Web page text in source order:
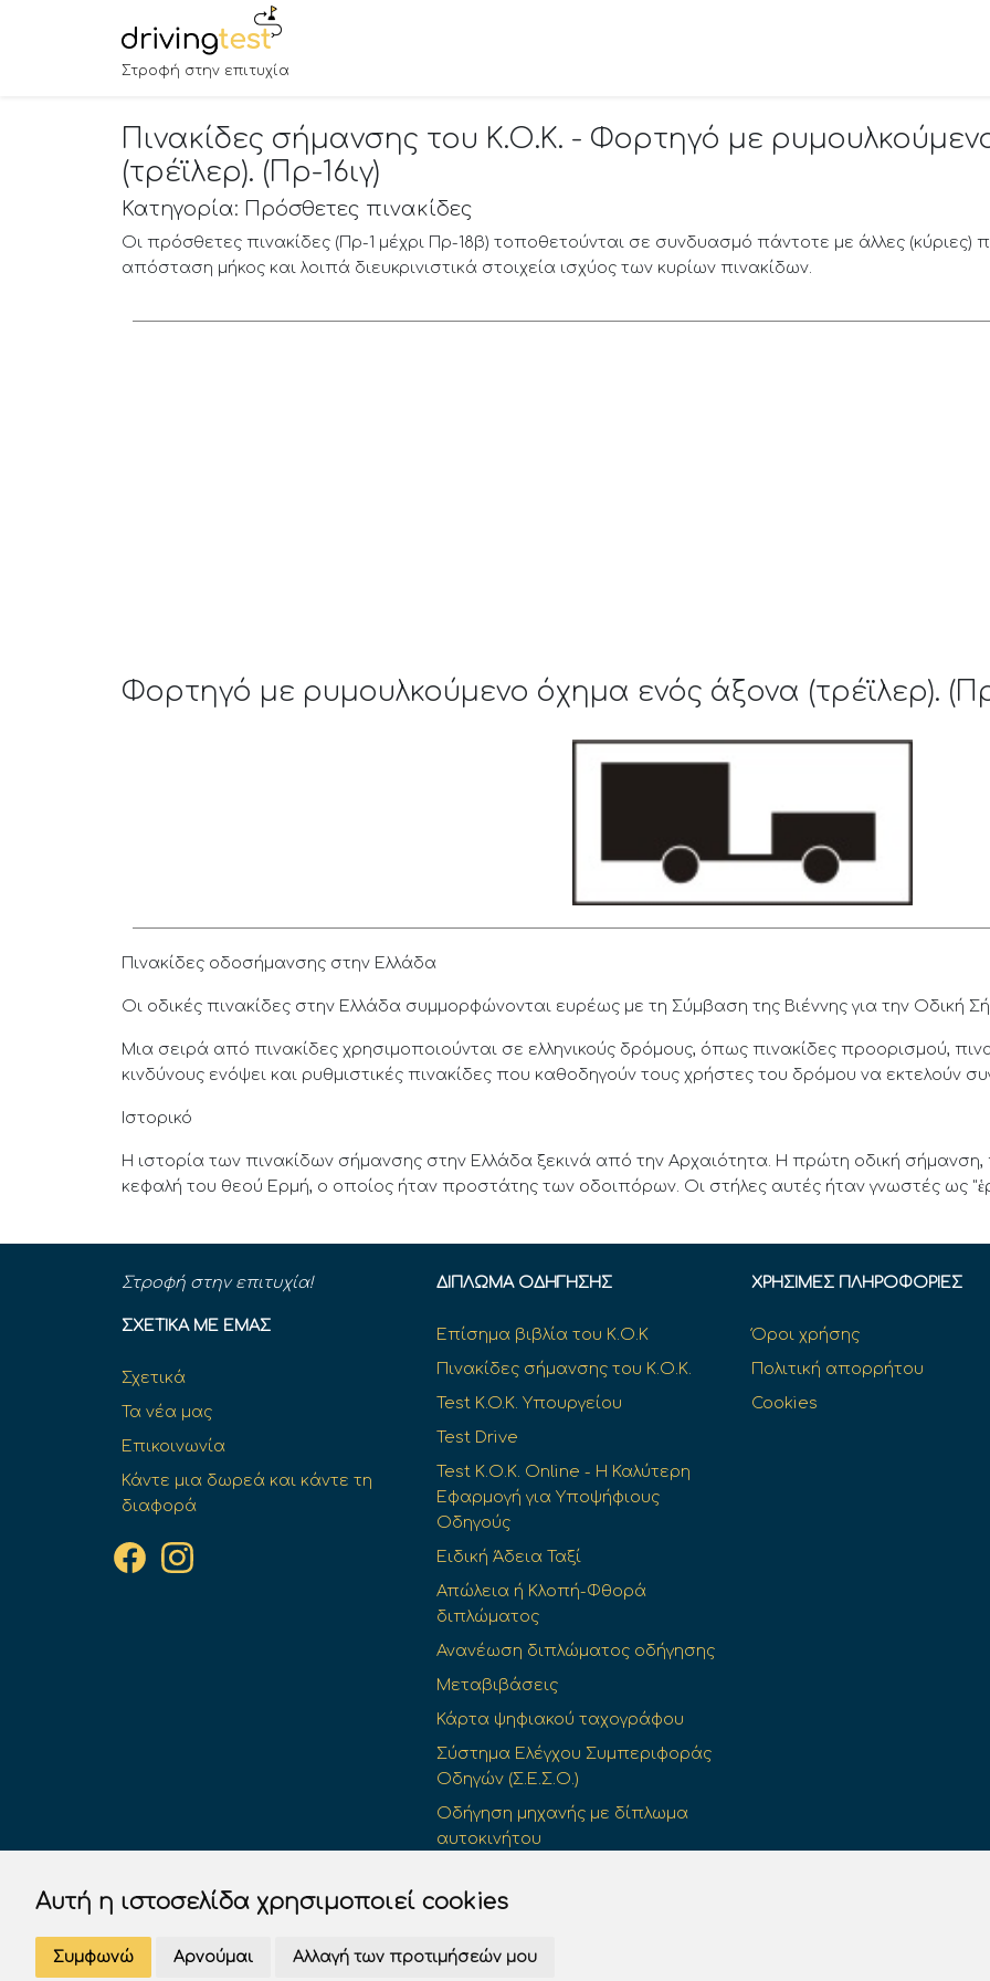
Αυτή η ιστοσελίδα χρησιμοποιεί cookies
Συμφωνώ Αρνούμαι Αλλαγή των προτιμήσεών μου
Στροφή στην επιτυχία
Πινακίδες σήμανσης του Κ.Ο.Κ. - Φορτηγό με
(τρέϊλερ). (Πρ-16ιγ)
Κατηγορία: Πρόσθετες πινακίδες
Οι πρόσθετες πινακίδες (Πρ-1 μέχρι Πρ-18β) τοποθετούνται σε συνδυασμό πάντοτε με άλλες (κύριες)
απόσταση μήκος και λοιπά διευκρινιστικά στοιχεία ισχύος των κυρίων πινακίδων.
Φορτηγό με ρυμουλκούμενο όχημα ενός άξονα (τρέϊλερ).
Πινακίδες οδοσήμανσης στην Ελλάδα
Οι οδικές πινακίδες στην Ελλάδα συμμορφώνονται ευρέως με τη Σύμβαση της Βιέννης για την Οδική
Μια σειρά από πινακίδες χρησιμοποιούνται σε ελληνικούς δρόμους, όπως πινακίδες προορισμού,
κινδύνους ενόψει και ρυθμιστικές πινακίδες που καθοδηγούν τους χρήστες του δρόμου να εκτελούν
Ιστορικό
Η ιστορία των πινακίδων σήμανσης στην Ελλάδα ξεκινά από την Αρχαιότητα. Η πρώτη οδική σήμανση,
κεφαλή του θεού Ερμή, ο οποίος ήταν προστάτης των οδοιπόρων. Οι στήλες αυτές ήταν γνωστές ως
Στροφή στην επιτυχία!
ΣΧΕΤΙΚΆ ΜΕ ΕΜΆΣ
Σχετικά
Τα νέα μας
Επικοινωνία
Κάντε μια δωρεά και κάντε τη
διαφορά
ΔΊΠΛΩΜΑ ΟΔΉΓΗΣΗΣ
Επίσημα βιβλία του Κ.Ο.Κ
Πινακίδες σήμανσης του Κ.Ο.Κ.
Test K.O.K. Υπουργείου
Test Drive
Test Κ.Ο.Κ. Online - Η Καλύτερη
Εφαρμογή για Υποψήφιους
Οδηγούς
Ειδική Άδεια Ταξί
Απώλεια ή Κλοπή-Φθορά
διπλώματος
Ανανέωση διπλώματος οδήγησης
Μεταβιβάσεις
Κάρτα ψηφιακού ταχογράφου
Σύστημα Ελέγχου Συμπεριφοράς
Οδηγών (Σ.Ε.Σ.Ο.)
Οδήγηση μηχανής με δίπλωμα
αυτοκινήτου
ΧΡΉΣΙΜΕΣ ΠΛΗΡΟΦΟΡΊΕΣ
Όροι χρήσης
Πολιτική απορρήτου
Cookies